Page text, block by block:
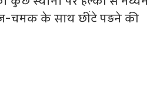
चमक के साथ छींटे पड़ने की